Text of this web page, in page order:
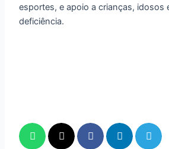
esportes, e apoio a crianças, idosos
deficiência.